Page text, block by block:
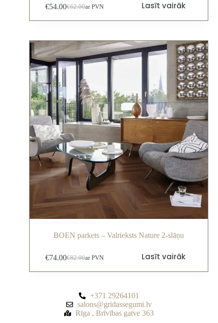
€62.00
€54.00 ar PVN Lasīt vairāk
BOEN parkets – Valrieksts Nature 2-slāņu
€82.00
€74.00 ar PVN Lasīt vairāk
+371 29264101
salons@gridassegumi.lv
Rīga , Brīvības gatve 363